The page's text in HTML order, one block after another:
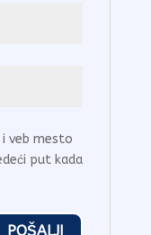
veb mesto
put kada